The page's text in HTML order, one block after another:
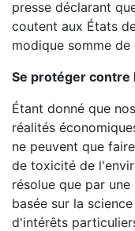
presse déclarant
coutent aux États
modique somme
Se protéger contre
Étant donné que
réalités
ne peuvent que
de toxicité de
résolue que par
basée sur la
d'intérêts